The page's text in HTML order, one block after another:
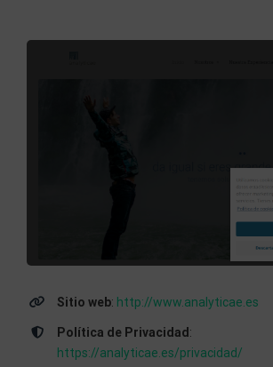
Sitio web: http://www.analyticae.es
Política de Privacidad :
https://analyticae.es/privacidad/